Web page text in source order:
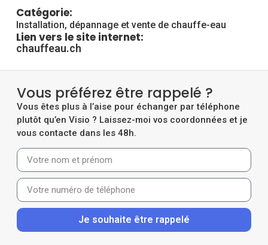
Catégorie:
Installation, dépannage et vente de chauffe-eau
Lien vers le site internet:
chauffeau.ch
Vous préférez être rappelé ?
Vous êtes plus à l’aise pour échanger par téléphone
plutôt qu’en Visio ? Laissez-moi vos coordonnées et je
vous contacte dans les 48h.
Je souhaite être rappelé